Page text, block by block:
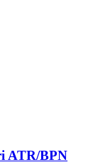
ATR/BPN